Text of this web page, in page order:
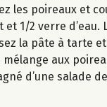
les poireaux et
1/2 verre
la pâte à tarte
aux
d’une salade